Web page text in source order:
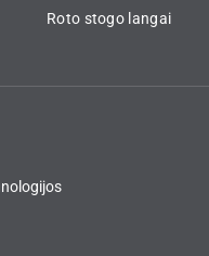
Roto stogo langai